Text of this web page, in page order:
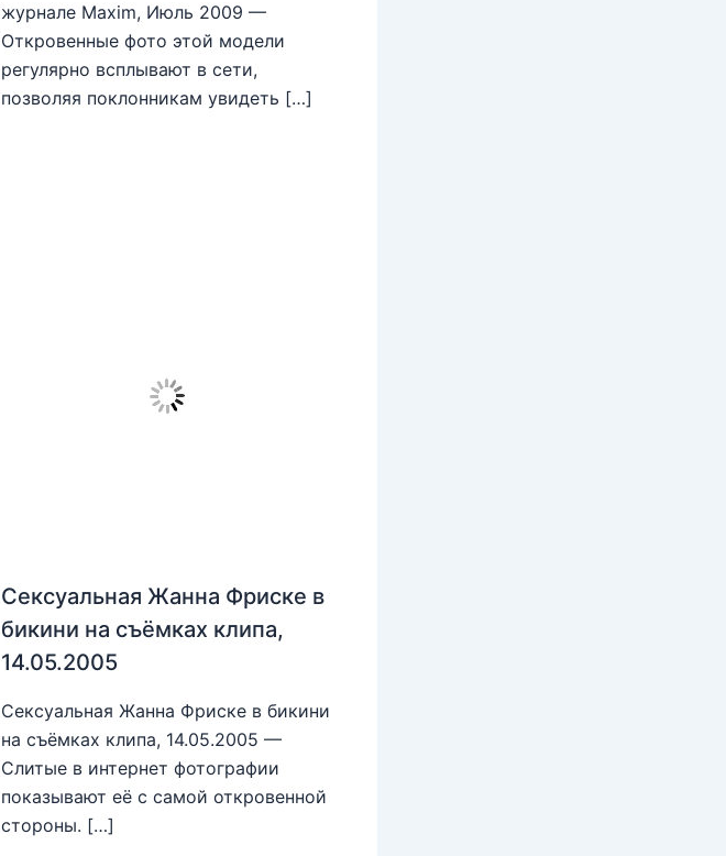
журнале Maxim, Июль 2009 —
Откровенные фото этой модели
регулярно всплывают в сети,
позволяя поклонникам увидеть […]
Сексуальная Жанна Фриске в
бикини на съёмках клипа,
14.05.2005
Сексуальная Жанна Фриске в бикини
на съёмках клипа, 14.05.2005 —
Слитые в интернет фотографии
показывают её с самой откровенной
стороны. […]